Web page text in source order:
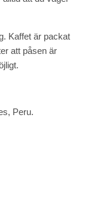
Kaffet är packat
att påsen är
Peru.